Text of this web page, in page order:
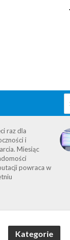
raz dla
i
Miesiąc
powraca w
Kategorie